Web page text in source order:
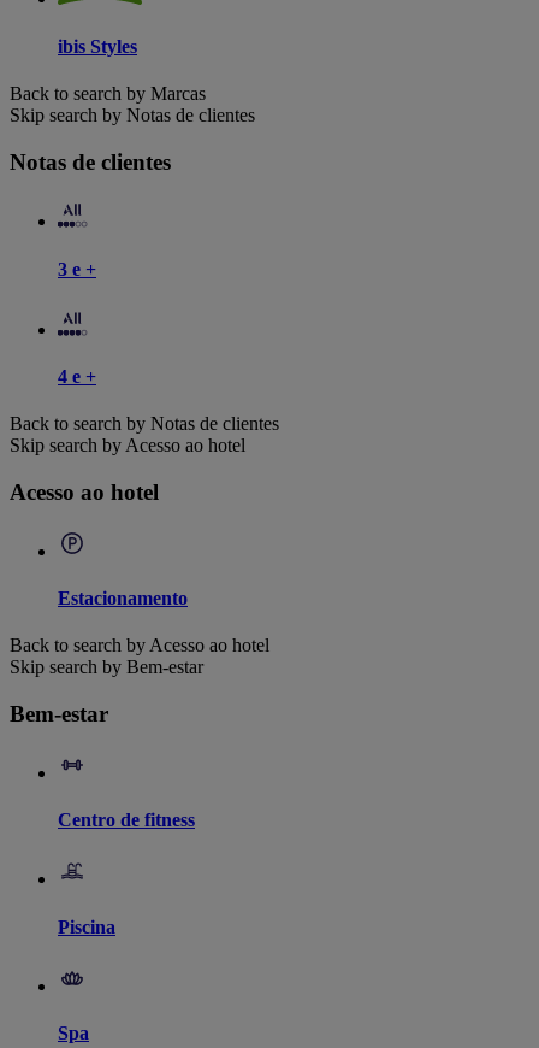
ibis Styles
Back to search by Marcas
Skip search by Notas de clientes
Notas de clientes
3 e +
4 e +
Back to search by Notas de clientes
Skip search by Acesso ao hotel
Acesso ao hotel
Estacionamento
Back to search by Acesso ao hotel
Skip search by Bem-estar
Bem-estar
Centro de fitness
Piscina
Spa